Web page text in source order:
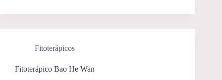
Fitoterápicos
Fitoterápico Bao He Wan